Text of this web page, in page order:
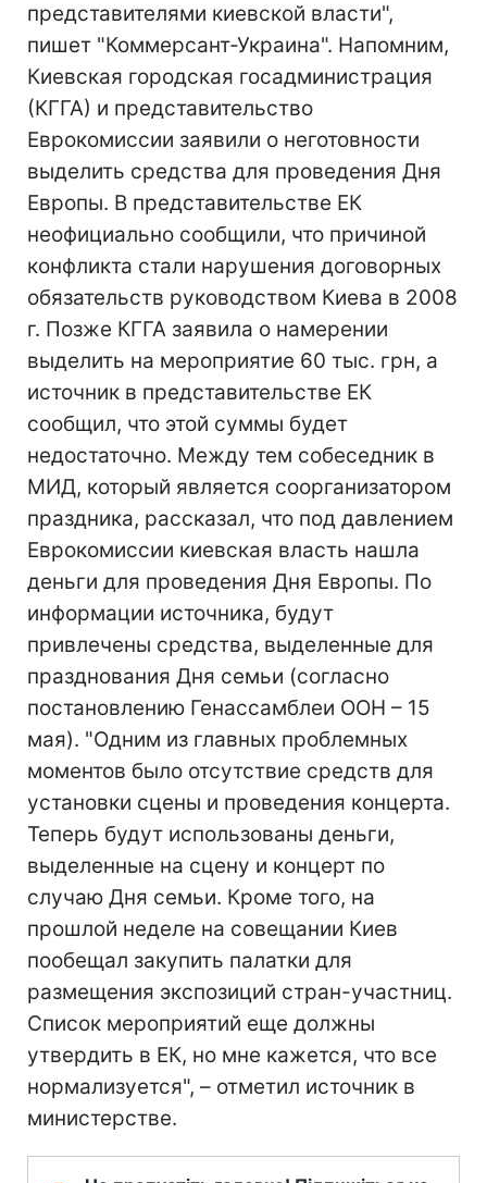
представителями киевской власти",
пишет "Коммерсант-Украина". Напомним,
Киевская городская госадминистрация
(КГГА) и представительство
Еврокомиссии заявили о неготовности
выделить средства для проведения Дня
Европы. В представительстве ЕК
неофициально сообщили, что причиной
конфликта стали нарушения договорных
обязательств руководством Киева в 2008
г. Позже КГГА заявила о намерении
выделить на мероприятие 60 тыс. грн, а
источник в представительстве ЕК
сообщил, что этой суммы будет
недостаточно. Между тем собеседник в
МИД, который является соорганизатором
праздника, рассказал, что под давлением
Еврокомиссии киевская власть нашла
деньги для проведения Дня Европы. По
информации источника, будут
привлечены средства, выделенные для
празднования Дня семьи (согласно
постановлению Генассамблеи ООН – 15
мая). "Одним из главных проблемных
моментов было отсутствие средств для
установки сцены и проведения концерта.
Теперь будут использованы деньги,
выделенные на сцену и концерт по
случаю Дня семьи. Кроме того, на
прошлой неделе на совещании Киев
пообещал закупить палатки для
размещения экспозиций стран-участниц.
Список мероприятий еще должны
утвердить в ЕК, но мне кажется, что все
нормализуется", – отметил источник в
министерстве.